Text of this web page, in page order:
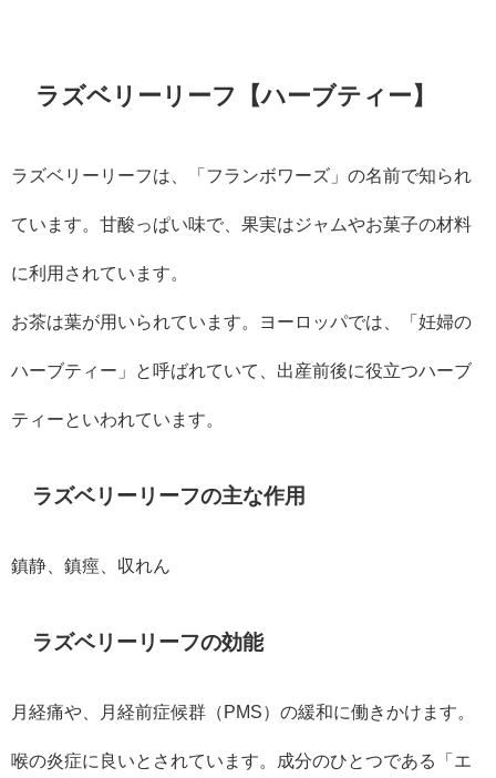
ラズベリーリーフ【ハーブティー】
ラズベリーリーフは、「フランボワーズ」の名前で知られ
ています。甘酸っぱい味で、果実はジャムやお菓子の材料
に利用されています。
お茶は葉が用いられています。ヨーロッパでは、「妊婦の
ハーブティー」と呼ばれていて、出産前後に役立つハーブ
ティーといわれています。
ラズベリーリーフの主な作用
鎮静、鎮痙、収れん
ラズベリーリーフの効能
月経痛や、月経前症候群（PMS）の緩和に働きかけます。
喉の炎症に良いとされています。成分のひとつである「エ